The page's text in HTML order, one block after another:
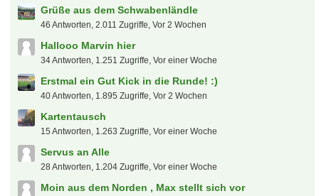
Primera División Argentina
hanswurst 8. August 2026 um 18:38
Schweiz - SuperLeague
Knaddly 8. August 2026 um 17:25
Wimbledon Tickets
markus84 8. August 2026 um 17:24
Alles rund um die Regionalliga NORD-OST
Jules Rimet 8. August 2026 um 17:05